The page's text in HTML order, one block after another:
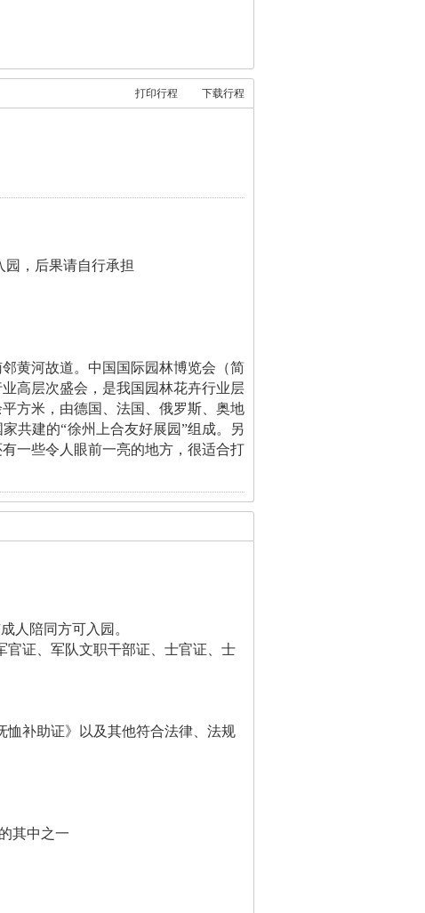
打印行程 下载行程
，后果请自行承担
黄河故道。中国国际园林博览会（简
高层次盛会，是我国园林花卉行业层
方米，由德国、法国、俄罗斯、奥地
共建的“徐州上合友好展园”组成。另
一些令人眼前一亮的地方，很适合打
人陪同方可入园。
证、军队文职干部证、士官证、士
补助证》以及其他符合法律、法规
其中之一